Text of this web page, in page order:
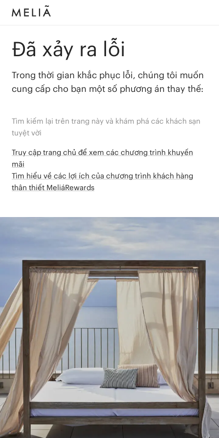
Đã xảy ra lỗi
Trong thời gian khắc phục lỗi, chúng tôi muốn
cung cấp cho bạn một số phương án thay thế:
Tìm kiếm lại trên trang này và khám phá các khách sạn
tuyệt vời
Truy cập trang chủ để xem các chương trình khuyến
mãi
Tìm hiểu về các lợi ích của chương trình khách hàng
thân thiết MeliáRewards